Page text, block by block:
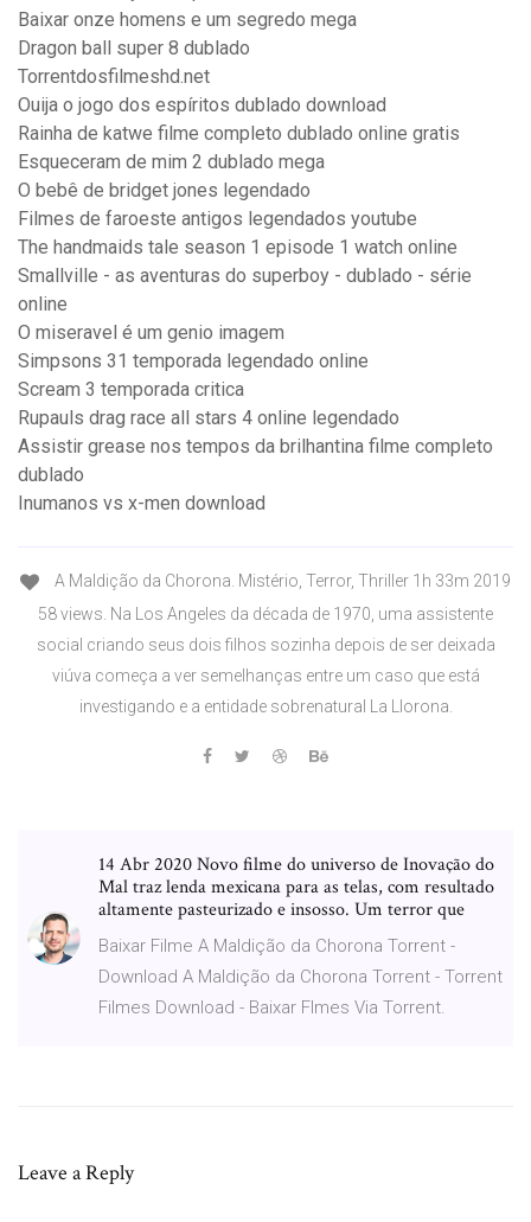
Baixar onze homens e um segredo mega
Dragon ball super 8 dublado
Torrentdosfilmeshd.net
Ouija o jogo dos espíritos dublado download
Rainha de katwe filme completo dublado online gratis
Esqueceram de mim 2 dublado mega
O bebê de bridget jones legendado
Filmes de faroeste antigos legendados youtube
The handmaids tale season 1 episode 1 watch online
Smallville - as aventuras do superboy - dublado - série
online
O miseravel é um genio imagem
Simpsons 31 temporada legendado online
Scream 3 temporada critica
Rupauls drag race all stars 4 online legendado
Assistir grease nos tempos da brilhantina filme completo
dublado
Inumanos vs x-men download
A Maldição da Chorona. Mistério, Terror, Thriller 1h 33m 2019
58 views. Na Los Angeles da década de 1970, uma assistente
social criando seus dois filhos sozinha depois de ser deixada
viúva começa a ver semelhanças entre um caso que está
investigando e a entidade sobrenatural La Llorona.
14 Abr 2020 Novo filme do universo de Inovação do
Mal traz lenda mexicana para as telas, com resultado
altamente pasteurizado e insosso. Um terror que
Baixar Filme A Maldição da Chorona Torrent -
Download A Maldição da Chorona Torrent - Torrent
Filmes Download - Baixar Flmes Via Torrent.
Leave a Reply